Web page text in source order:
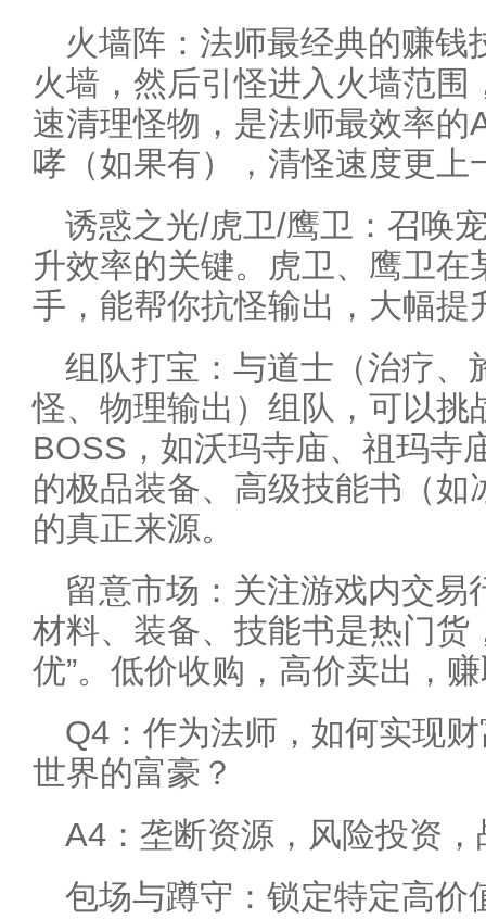
火墙阵：法师最经典的赚钱
火墙，然后引怪进入火墙范
速清理怪物，是法师最效率
哮（如果有），清怪速度更上
诱惑之光/虎卫/鹰卫：召唤
升效率的关键。虎卫、鹰卫
手，能帮你抗怪输出，大幅提
组队打宝：与道士（治疗、
怪、物理输出）组队，可以挑
BOSS，如沃玛寺庙、祖玛寺
的极品装备、高级技能书（
的真正来源。
留意市场：关注游戏内交易
材料、装备、技能书是热门货
优”。低价收购，高价卖出，
Q4：作为法师，如何实现
世界的富豪？
A4：垄断资源，风险投资
包场与蹲守：锁定特定高价